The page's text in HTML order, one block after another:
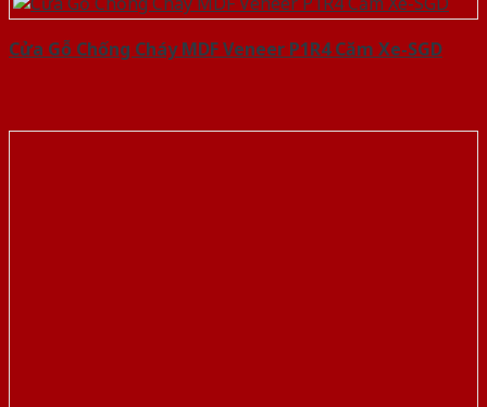
Cửa Gỗ Chống Cháy MDF Veneer P1R4 Căm Xe-SGD